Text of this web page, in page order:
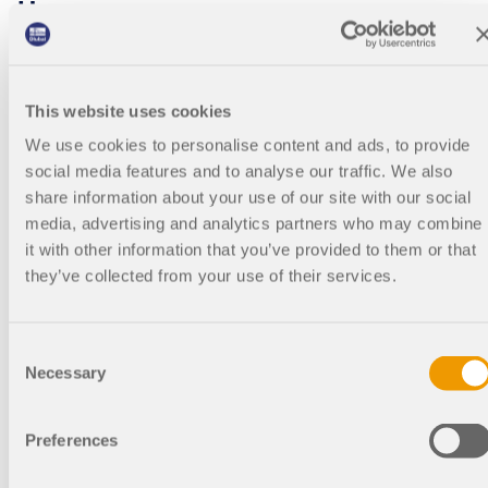
This website uses cookies
We use cookies to personalise content and ads, to provide
social media features and to analyse our traffic. We also
share information about your use of our site with our social
media, advertising and analytics partners who may combine
it with other information that you’ve provided to them or that
they’ve collected from your use of their services.
Selection
Necessary
Preferences
Настоятельно рекомендую програ
ммы Dlubal Software
которое широко используется в основном в немецкой
строительной промышленности. Многие архитекторы и
инженеры использовали это программное обеспечение уже
во время своего обучения.
Компания Dlubal в целом предлагает широкий спектр
основных модулей для расчетов фасадных конструкций,
которые могут далее включать в себя и обычный расчет
стержней, поверхностей или тел, а также множество
функций, которые можно использовать для повышения
RWIND Simulation, способная сочетать численный расчет
эффективность и экономичность расчета наружных стен.
Кроме того, компания Dlubal предлагает также решения